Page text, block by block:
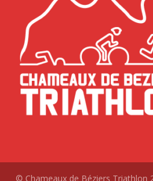
© Chameaux de Béziers Triathlon